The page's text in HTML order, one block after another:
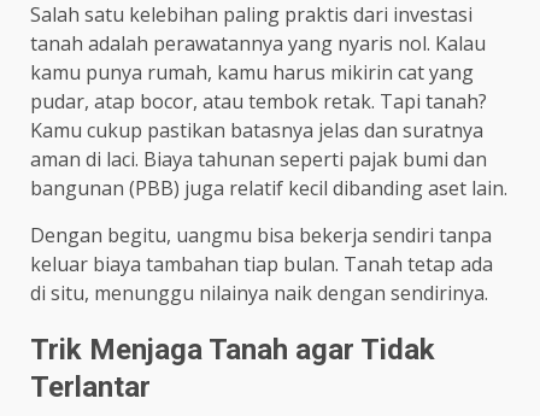
Salah satu kelebihan paling praktis dari investasi
tanah adalah perawatannya yang nyaris nol. Kalau
kamu punya rumah, kamu harus mikirin cat yang
pudar, atap bocor, atau tembok retak. Tapi tanah?
Kamu cukup pastikan batasnya jelas dan suratnya
aman di laci. Biaya tahunan seperti pajak bumi dan
bangunan (PBB) juga relatif kecil dibanding aset lain.
Dengan begitu, uangmu bisa bekerja sendiri tanpa
keluar biaya tambahan tiap bulan. Tanah tetap ada
di situ, menunggu nilainya naik dengan sendirinya.
Trik Menjaga Tanah agar Tidak
Terlantar